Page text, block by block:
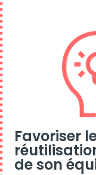
Favoriser
de son